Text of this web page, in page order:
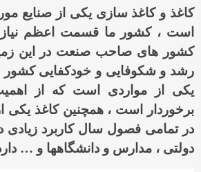
کاغذ و کاغذ سازی یکی از صنایع
است ، کشور ما قسمت اعظم نیاز
کشور های صاحب صنعت در این
رشد و شکوفایی و خودکفایی کشور
یکی از مواردی است که از
برخوردار است ، همچنین کاغذ یکی
در تمامی فصول سال کاربرد زیادی
دولتی ، مدارس و دانشگاهها و …